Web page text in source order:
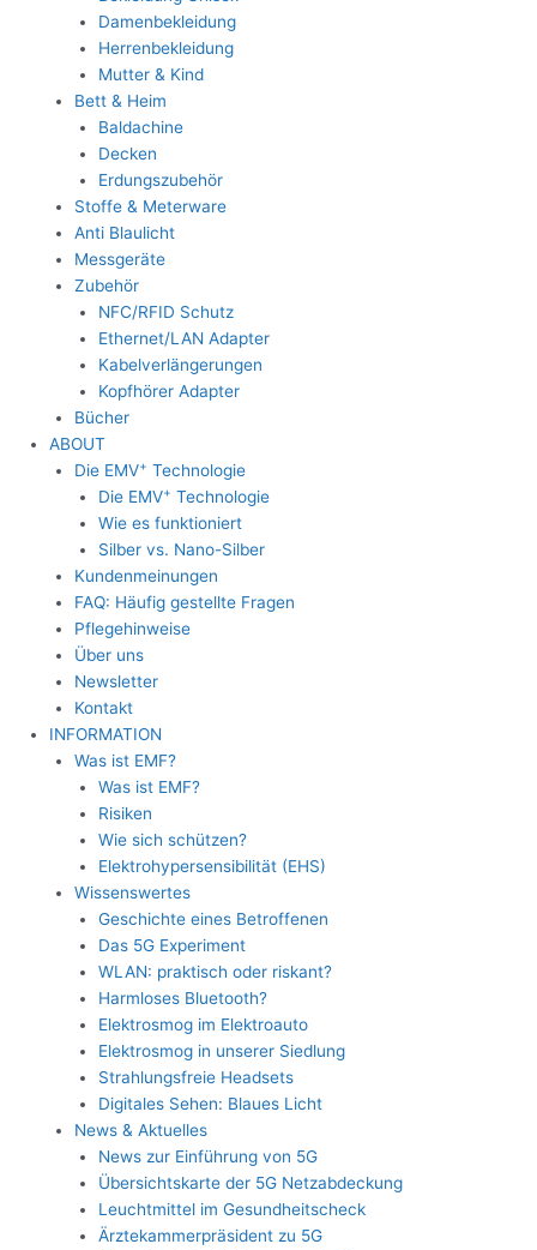
Damenbekleidung
Herrenbekleidung
Mutter & Kind
Bett & Heim
Baldachine
Decken
Erdungszubehör
Stoffe & Meterware
Anti Blaulicht
Messgeräte
Zubehör
NFC/RFID Schutz
Ethernet/LAN Adapter
Kabelverlängerungen
Kopfhörer Adapter
Bücher
ABOUT
Die EMV+ Technologie
Die EMV+ Technologie
Wie es funktioniert
Silber vs. Nano-Silber
Kundenmeinungen
FAQ: Häufig gestellte Fragen
Pflegehinweise
Über uns
Newsletter
Kontakt
INFORMATION
Was ist EMF?
Was ist EMF?
Risiken
Wie sich schützen?
Elektrohypersensibilität (EHS)
Wissenswertes
Geschichte eines Betroffenen
Das 5G Experiment
WLAN: praktisch oder riskant?
Harmloses Bluetooth?
Elektrosmog im Elektroauto
Elektrosmog in unserer Siedlung
Strahlungsfreie Headsets
Digitales Sehen: Blaues Licht
News & Aktuelles
News zur Einführung von 5G
Übersichtskarte der 5G Netzabdeckung
Leuchtmittel im Gesundheitscheck
Ärztekammerpräsident zu 5G